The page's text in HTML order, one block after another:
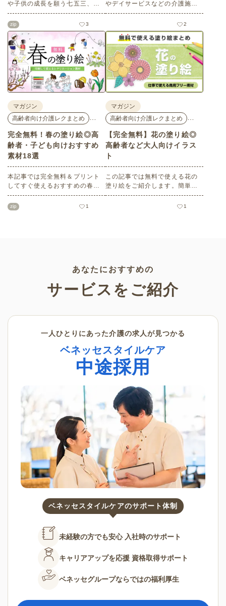
や子供の成長を願う七五三、深
まる秋を鑑賞する紅葉狩りな
ど、心を和ませるイベントがた
くさんあります。今回は介護ア
ンテナオリジナルの秋におすす
めの高齢者向け介護レク素材を
ご紹介します。窓越しに、色づ
く景色の変化を感じながら、楽
しんでみてはいかがでしょう
か。
zip 3
やデイサービスなどの介護施設
でご利用いただける高齢者向け
レク素材を多数ご用意していま
す。今回はそのなかから、「こ
どもの日」にちなんだ素材をピ
ックアップしてご紹介。会員の
方はすべて無料・無制限でご利
用いただけます。
2
マガジン
高齢者向け介護レクまとめ
完全無料！春の塗り絵◎高
齢者・子ども向けおすすめ
素材18選
本記事では完全無料＆プリント
してすぐ使えるおすすめの春向
け塗り絵をご紹介します。ご高
齢者・子どもいずれにも最適な
zip 1
マガジン
高齢者向け介護レクまとめ
【完全無料】花の塗り絵◎
高齢者など大人向けイラス
ト
この記事では無料で使える花の
塗り絵をご紹介します。簡単な
ものから難しい大人・高齢者向
けのものまでバリエーションも
1
あなたにおすすめの
サービスをご紹介
一人ひとりにあった介護の求人が見つかる
ベネッセスタイルケア
中途採用
ベネッセスタイルケアのサポート体制
未経験の方でも安心 入社時のサポート
キャリアアップを応援 資格取得サポート
ベネッセグループならではの福利厚生